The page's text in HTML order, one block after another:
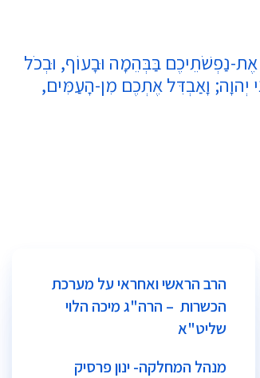
נַפְשֹׁתֵיכֶם בַּבְּהֵמָה וּבָעוֹף, וּבְכֹל
וָאַבְדִּל אֶתְכֶם מִן-הָעַמִּים,
הרב הראשי ואחראי על מערכת
הכשרות – הרה"ג מיכה הלוי
שליט"א
מנהל המחלקה- ינון פרסיק